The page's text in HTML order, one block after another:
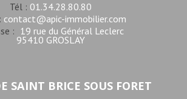
Tél : 01.34.28.80.80
contact@apic-immobilier.com
: 19 rue du Général Leclerc
95410 GROSLAY
SAINT BRICE SOUS FORET